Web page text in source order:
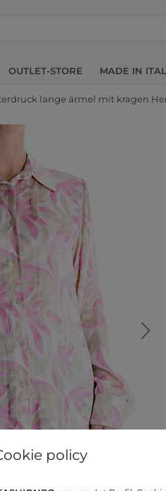
policy
OUTLET-STORE MADE IN
lange ärmel mit kragen